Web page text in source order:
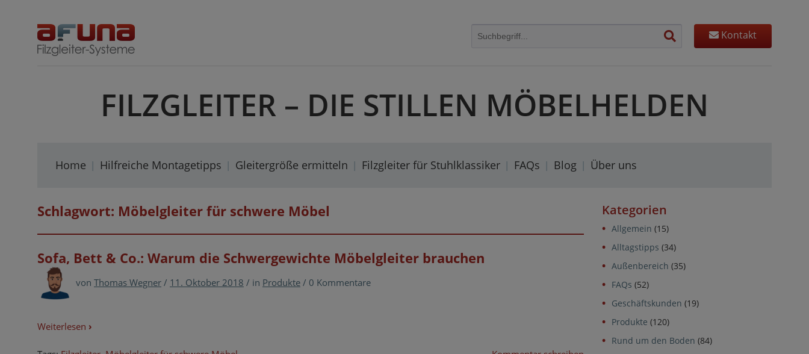
Kontakt
FILZGLEITER – DIE STILLEN MÖBELHELDEN
Home Hilfreiche Montagetipps Gleitergröße ermitteln Filzgleiter für Stuhlklassiker FAQs Blog Über uns
Schlagwort: Möbelgleiter für schwere Möbel
Sofa, Bett & Co.: Warum die Schwergewichte Möbelgleiter brauchen
von Thomas Wegner / 11. Oktober 2018 / in Produkte / 0 Kommentare
Weiterlesen ›
Kategorien
Allgemein (15)
Alltagstipps (34)
Außenbereich (35)
FAQs (52)
Geschäftskunden (19)
Produkte (120)
Rund um den Boden (84)